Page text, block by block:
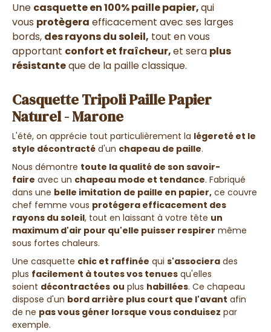
Une casquette en 100% paille papier,qui
vous protègera efficacement avec ses larges
bords, des rayons du soleil, tout en vous
apportant confort et fraîcheur,et sera plus
résistanteque de la paille classique.
Casquette Tripoli Paille Papier
Naturel - Marone
L'été, on apprécie tout particulièrement la légereté et le
style décontracté d'un chapeau de paille.
Nous démontre toute la qualité de son savoir-
faire avec un chapeau mode et tendance. Fabriqué
dans une belle imitation de paille en papier, ce couvre
chef femme vous protégera efficacement des
rayons du soleil, tout en laissant à votre tête un
maximum d'air pour qu'elle puisser respirer même
sous fortes chaleurs.
Une casquette chic et raffinée qui s'associera des
plus facilement à toutes vos tenues qu'elles
soient décontractées ou plus habillées. Ce chapeau
dispose d'un bord arrière plus court que l'avant afin
de ne pas vous géner lorsque vous conduisez par
exemple.